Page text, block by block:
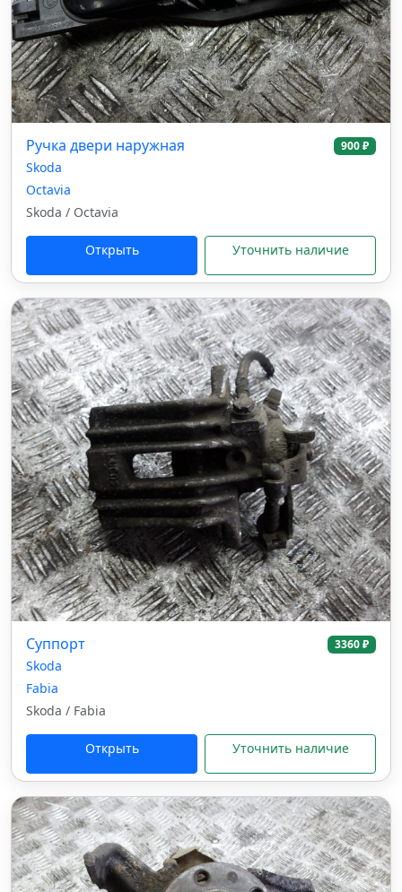
Ручка двери наружная 900 ₽
Skoda
Octavia
Skoda / Octavia
Открыть Уточнить наличие
Суппорт 3360 ₽
Skoda
Fabia
Skoda / Fabia
Открыть Уточнить наличие